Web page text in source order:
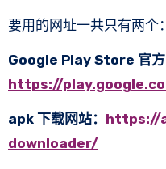
要用的网址一共只有两个：
Google Play Store 官方
https://
apk 下载网站： https://
downloader/